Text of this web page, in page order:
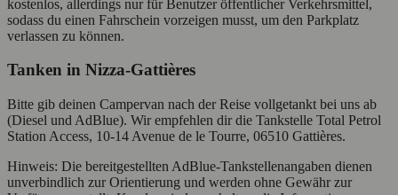
kostenlos, allerdings nur für Benutzer öffentlicher Verkehrsmittel,
sodass du einen Fahrschein vorzeigen musst, um den Parkplatz
verlassen zu können.
Tanken in Nizza-Gattières
Bitte gib deinen Campervan nach der Reise vollgetankt bei uns ab
(Diesel und AdBlue). Wir empfehlen dir die Tankstelle Total Petrol
Station Access, 10-14 Avenue de le Tourre, 06510 Gattières.
Hinweis: Die bereitgestellten AdBlue-Tankstellenangaben dienen
unverbindlich zur Orientierung und werden ohne Gewähr zur